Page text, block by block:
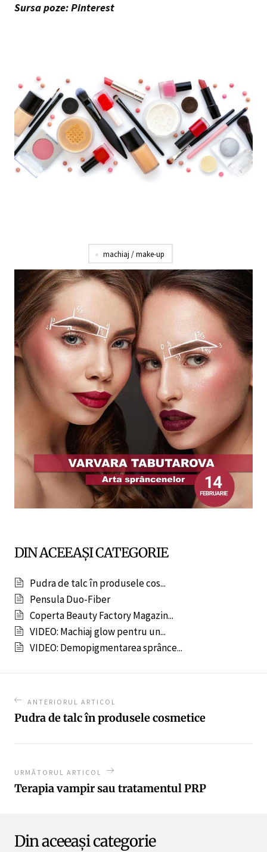
Sursa poze: Pinterest
machiaj / make-up
DIN ACEEAȘI CATEGORIE
Pudra de talc în produsele cos...
Pensula Duo-Fiber
Coperta Beauty Factory Magazin...
VIDEO: Machiaj glow pentru un...
VIDEO: Demopigmentarea sprânce...
ANTERIORUL ARTICOL
Pudra de talc în produsele cosmetice
URMĂTORUL ARTICOL
Terapia vampir sau tratamentul PRP
Din aceeași categorie